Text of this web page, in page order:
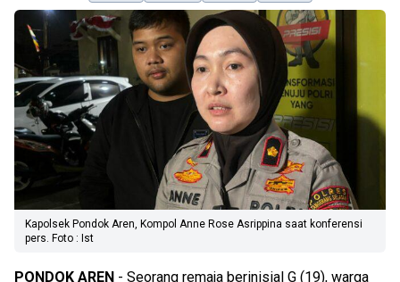
Kapolsek Pondok Aren, Kompol Anne Rose Asrippina saat konferensi
pers. Foto : Ist
PONDOK AREN - Seorang remaja berinisial G (19), warga